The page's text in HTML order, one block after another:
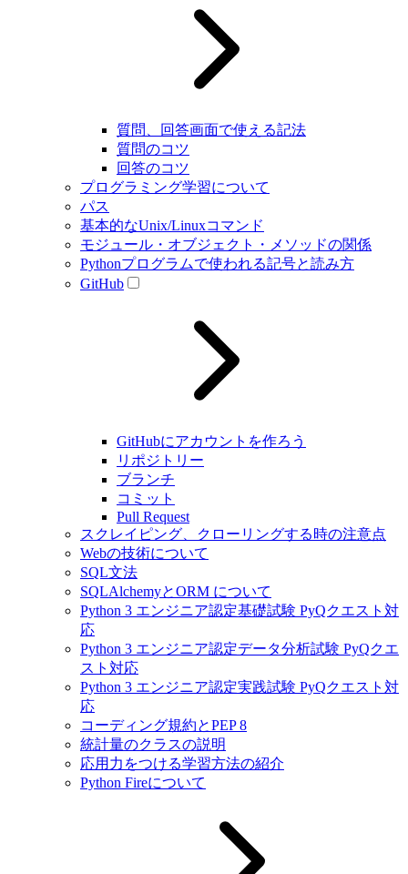
質問、回答画面で使える記法
質問のコツ
回答のコツ
プログラミング学習について
パス
基本的なUnix/Linuxコマンド
モジュール・オブジェクト・メソッドの関係
Pythonプログラムで使われる記号と読み方
GitHub
GitHubにアカウントを作ろう
リポジトリー
ブランチ
コミット
Pull Request
スクレイピング、クローリングする時の注意点
Webの技術について
SQL文法
SQLAlchemyとORM について
Python 3 エンジニア認定基礎試験 PyQクエスト対
応
Python 3 エンジニア認定データ分析試験 PyQクエ
スト対応
Python 3 エンジニア認定実践試験 PyQクエスト対
応
コーディング規約とPEP 8
統計量のクラスの説明
応用力をつける学習方法の紹介
Python Fireについて